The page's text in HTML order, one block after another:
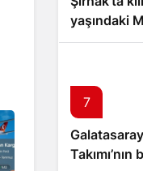
yaşındaki
7